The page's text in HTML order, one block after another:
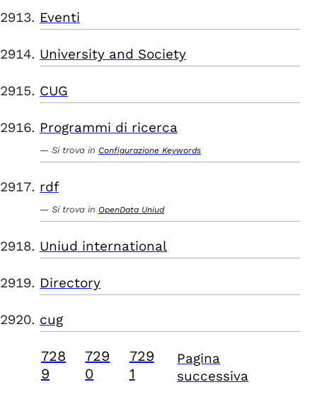
Eventi
University and Society
CUG
Programmi di ricerca
Si trova in Configurazione Keywords
rdf
Si trova in OpenData Uniud
Uniud international
Directory
cug
728
9
729
0
729
1
Pagina
successiva